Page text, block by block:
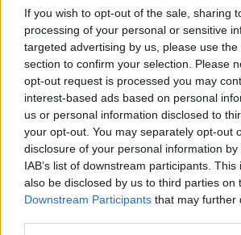
If you wish to opt-out of the sale, sharing
processing of your personal or sensitive
targeted advertising by us, please use
section to confirm your selection. Please
opt-out request is processed you may
interest-based ads based on personal
us or personal information disclosed to
your opt-out. You may separately opt-out
disclosure of your personal information
IAB’s list of downstream participants.
also be disclosed by us to third parties on
Downstream Participants that may further
kirobbant balhék sodorják a
ismertette az előadás
referens.
Színház